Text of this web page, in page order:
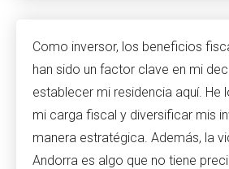
Como inversor, los beneficios
han sido un factor clave en mi
establecer mi residencia aquí. He
mi carga fiscal y diversificar mis
manera estratégica. Además, la
Andorra es algo que no tiene